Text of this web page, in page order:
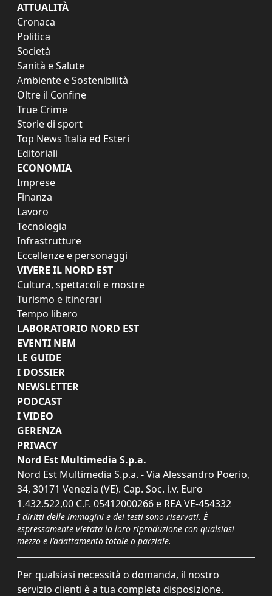
ATTUALITÀ
Cronaca
Politica
Società
Sanità e Salute
Ambiente e Sostenibilità
Oltre il Confine
True Crime
Storie di sport
Top News Italia ed Esteri
Editoriali
ECONOMIA
Imprese
Finanza
Lavoro
Tecnologia
Infrastrutture
Eccellenze e personaggi
VIVERE IL NORD EST
Cultura, spettacoli e mostre
Turismo e itinerari
Tempo libero
LABORATORIO NORD EST
EVENTI NEM
LE GUIDE
I DOSSIER
NEWSLETTER
PODCAST
I VIDEO
GERENZA
PRIVACY
Nord Est Multimedia S.p.a.
Nord Est Multimedia S.p.a. - Via Alessandro Poerio,
34, 30171 Venezia (VE). Cap. Soc. i.v. Euro
1.432.522,00 C.F. 05412000266 e REA VE-454332
I diritti delle immagini e dei testi sono riservati. È
espressamente vietata la loro riproduzione con qualsiasi
mezzo e l'adattamento totale o parziale.
Per qualsiasi necessità o domanda, il nostro
servizio clienti è a tua completa disposizione.